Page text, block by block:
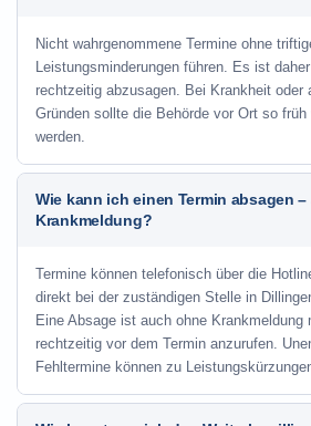
Nicht wahrgenommene Termine ohne
Leistungsminderungen führen. Es ist
rechtzeitig abzusagen. Bei Krankheit oder
Gründen sollte die Behörde vor Ort so
werden.
Wie kann ich einen Termin absagen
Krankmeldung?
Termine können telefonisch über die
direkt bei der zuständigen Stelle in
Eine Absage ist auch ohne
rechtzeitig vor dem Termin anzurufen.
Fehltermine können zu